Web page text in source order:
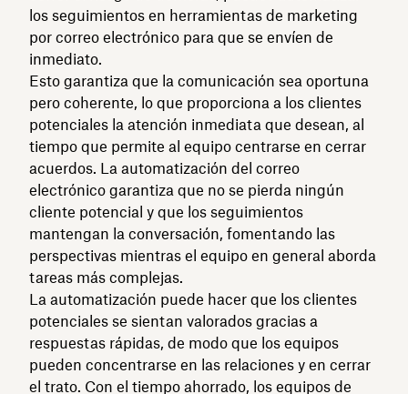
los seguimientos en herramientas de marketing
por correo electrónico para que se envíen de
inmediato.
Esto garantiza que la comunicación sea oportuna
pero coherente, lo que proporciona a los clientes
potenciales la atención inmediata que desean, al
tiempo que permite al equipo centrarse en cerrar
acuerdos. La automatización del correo
electrónico garantiza que no se pierda ningún
cliente potencial y que los seguimientos
mantengan la conversación, fomentando las
perspectivas mientras el equipo en general aborda
tareas más complejas.
La automatización puede hacer que los clientes
potenciales se sientan valorados gracias a
respuestas rápidas, de modo que los equipos
pueden concentrarse en las relaciones y en cerrar
el trato. Con el tiempo ahorrado, los equipos de